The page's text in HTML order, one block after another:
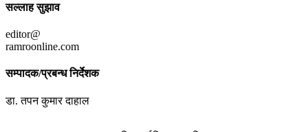
सल्लाह सुझाव
editor@
ramroonline.com
सम्पादक/प्रबन्ध निर्देशक
डा. तपन कुमार दाहाल